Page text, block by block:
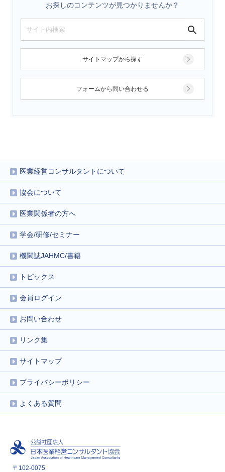
お探しのコンテンツが見つかりませんか？
サイトマップから探す
フォームから問い合わせる
医業経営コンサルタントについて
協会について
医業関係者の方へ
学会/研修/セミナー
機関誌JAHMC/書籍
トピックス
会員ログイン
お問い合わせ
リンク集
サイトマップ
プライバシーポリシー
よくある質問
〒102-0075